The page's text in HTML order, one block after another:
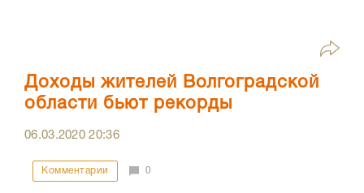
Доходы жителей Волгоградской
области бьют рекорды
06.03.202020:36
Комментарии 0